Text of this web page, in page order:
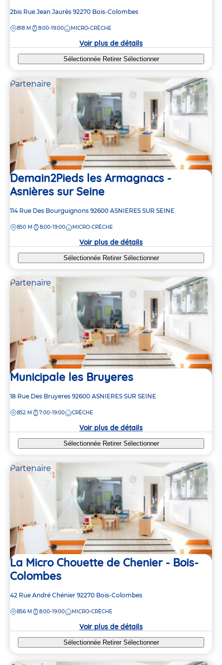
Adresse
la
2bis Rue Jean Jaurès 92270 Bois-Colombes
DISTANCE
818 M 8:00-19:00 MICRO-CRÈCHE
Voir plus de détails
Sélectionnée Retirer Sélectionner
Partenaire
Demain2Pieds les Armagnacs -
Asnières sur Seine
Adresse
la
114 Rue Des Bourguignons 92600 ASNIERES SUR SEINE
DISTANCE
850 M 8:00-19:00 MICRO-CRÈCHE
Voir plus de détails
Sélectionnée Retirer Sélectionner
Partenaire
Municipale les Bruyeres
Adresse
la
18 Rue Des Bruyeres 92600 ASNIERES SUR SEINE
DISTANCE
852 M 7:00-19:00 CRÈCHE
Voir plus de détails
Sélectionnée Retirer Sélectionner
Partenaire
La Micro Chouette de Chenier - Bois-
Colombes
Adresse
la
42 Rue André Chénier 92270 Bois-Colombes
DISTANCE
856 M 8:00-19:00 MICRO-CRÈCHE
Voir plus de détails
Sélectionnée Retirer Sélectionner
10
3